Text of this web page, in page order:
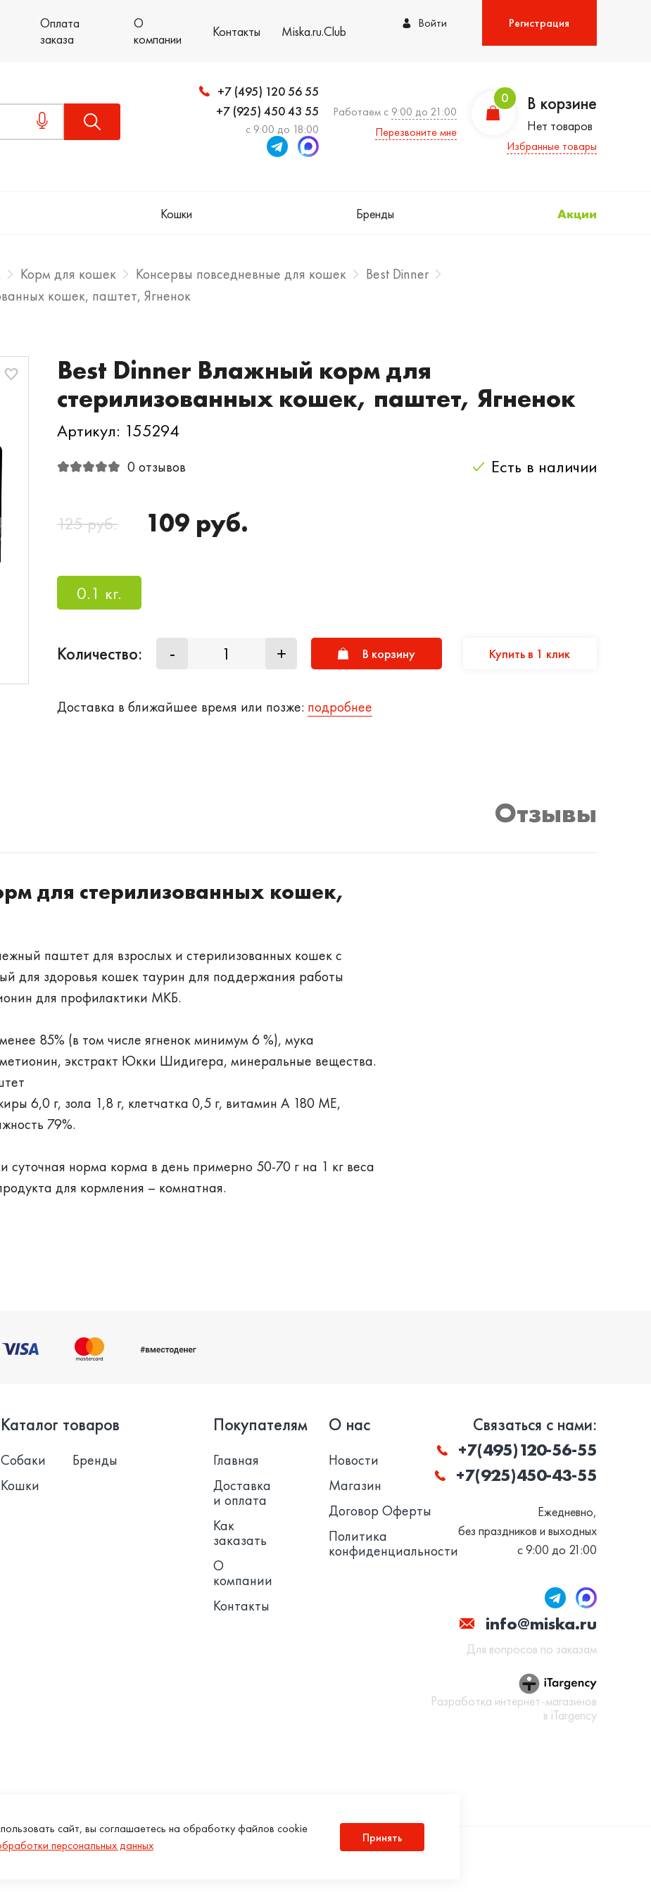
Оплата
заказа
О
компании
Контакты Miska.ru.Club Войти Регистрация
+7 (495) 120 56 55
+7 (925) 450 43 55
с 9:00 до 18:00
Работаем с 9:00 до 21:00
Перезвоните мне
0 В корзине
Нет товаров
Избранные товары
Кошки Бренды Акции
Корм для кошек Консервы повседневные для кошек
Best Dinner
кошек, паштет, Ягненок
Best Dinner Влажный корм для
стерилизованных кошек, паштет, Ягненок
Артикул: 155294
0 отзывов Есть в наличии
125 руб. 109 руб.
0.1 кг.
Количество: - + В корзину Купить в 1 клик
Доставка в ближайшее время или позже: подробнее
Отзывы
для стерилизованных кошек,
паштет для взрослых и стерилизованных кошек с
для здоровья кошек таурин для поддержания работы
для профилактики МКБ.
85% (в том числе ягненок минимум 6 %), мука
экстракт Юкки Шидигера, минеральные вещества.
6,0 г, зола 1,8 г, клетчатка 0,5 г, витамин А 180 МЕ,
79%.
суточная норма корма в день примерно 50-70 г на 1 кг веса
для кормления – комнатная.
Каталог товаров
Собаки
Кошки
Бренды
Покупателям
Главная
Доставка
и оплата
Как
заказать
О
компании
Контакты
О нас
Новости
Магазин
Договор Оферты
Политика
конфиденциальности
Связаться с нами:
+7(495)120-56-55
+7(925)450-43-55
Ежедневно,
без праздников и выходных
с 9:00 до 21:00
info@miska.ru
Для вопросов по заказам
Разработка интернет-магазинов
в iTargency
Copyright © 2026 Miska.ru, All right reserved
сайт, вы соглашаетесь на обработку файлов cookie
персональных данных
Принять